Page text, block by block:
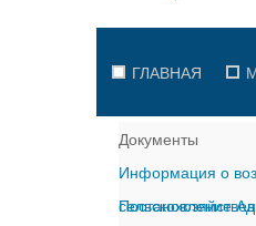
ГЛАВНАЯ
Документы
Информация о
Постановление